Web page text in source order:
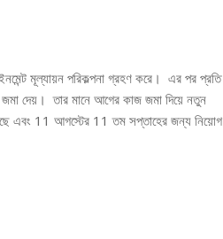
মূল্যায়ন পরিকল্পনা গ্রহণ করে। এর পর প্রতি
জমা দেয়। তার মানে আগের কাজ জমা দিয়ে নতুন
এবং 11 আগস্টের 11 তম সপ্তাহের জন্য নিয়োগ